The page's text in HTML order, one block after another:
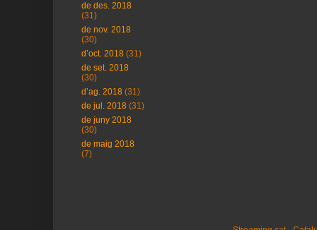
de des. 2018
(31)
de nov. 2018
(30)
d’oct. 2018 (31)
de set. 2018
(30)
d’ag. 2018 (31)
de jul. 2018 (31)
de juny 2018
(30)
de maig 2018
(7)